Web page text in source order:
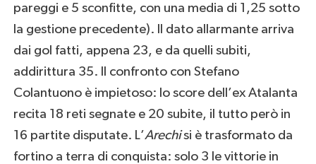
pareggi e 5 sconfitte, con una media di 1,25 sotto
la gestione precedente). Il dato allarmante arriva
dai gol fatti, appena 23, e da quelli subiti,
addirittura 35. Il confronto con Stefano
Colantuono è impietoso: lo score dell’ex Atalanta
recita 18 reti segnate e 20 subite, il tutto però in
16 partite disputate. L’Arechisi è trasformato da
fortino a terra di conquista: solo 3 le vittorie in